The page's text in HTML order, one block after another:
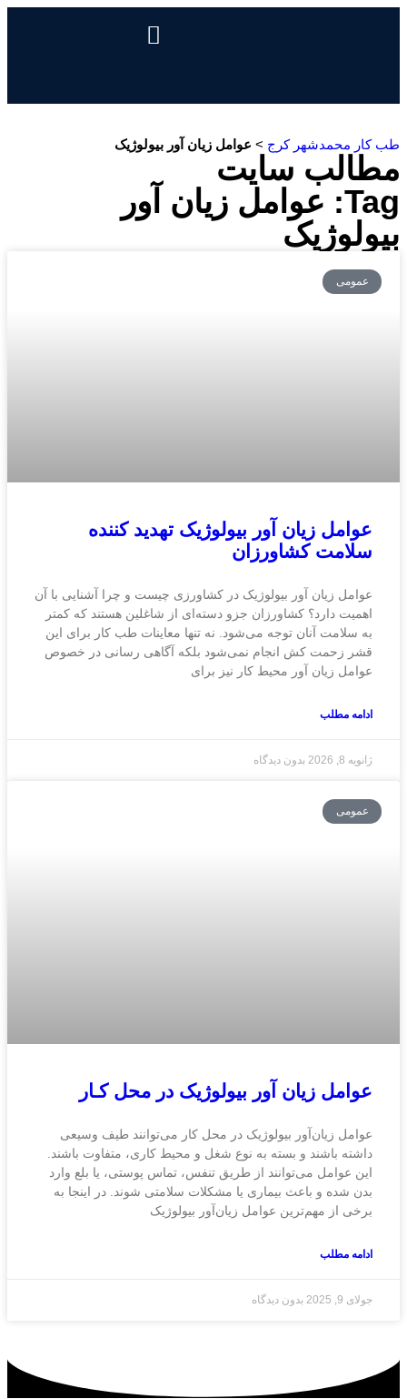
طب کار محمدشهر کرج > عوامل زیان آور بیولوژیک
مطالب سایت
Tag: عوامل زیان آور
بیولوژیک
عمومی
عوامل زیان آور بیولوژیک تهدید کننده
سلامت کشاورزان
عوامل زیان آور بیولوژیک در کشاورزی چیست و چرا آشنایی با آن
اهمیت دارد؟ کشاورزان جزو دسته‌ای از شاغلین هستند که کمتر
به سلامت آنان توجه می‌شود. نه تنها معاینات طب کار برای این
قشر زحمت کش انجام نمی‌شود بلکه آگاهی رسانی در خصوص
عوامل زیان آور محیط کار نیز برای
ادامه مطلب
ژانویه 8, 2026 بدون دیدگاه
عمومی
عوامل زیان آور بیولوژیک در محل کـار
عوامل زیان‌آور بیولوژیک در محل کار می‌توانند طیف وسیعی
داشته باشند و بسته به نوع شغل و محیط کاری، متفاوت باشند.
این عوامل می‌توانند از طریق تنفس، تماس پوستی، یا بلع وارد
بدن شده و باعث بیماری یا مشکلات سلامتی شوند. در اینجا به
برخی از مهم‌ترین عوامل زیان‌آور بیولوژیک
ادامه مطلب
جولای 9, 2025 بدون دیدگاه